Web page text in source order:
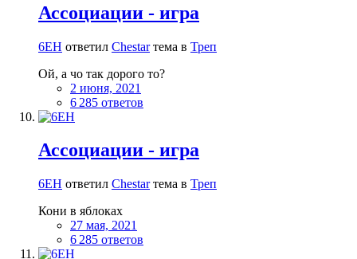
Ассоциации - игра
6EH ответил Сhestarтема в Треп
Ой, а чо так дорого то?
2 июня, 2021
6 285 ответов
Ассоциации - игра
6EH ответил Сhestarтема в Треп
Кони в яблоках
27 мая, 2021
6 285 ответов